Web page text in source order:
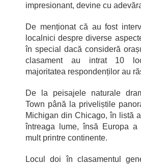
impresionant, devine cu
De menționat că au fost
localnici despre diverse
în special dacă consideră
clasament au intrat 10
majoritatea respondenților au
De la peisajele naturale
Town până la priveliștile
Michigan din Chicago, în listă
întreaga lume, însă Europa a
mult printre continente.
Locul doi în clasamentul